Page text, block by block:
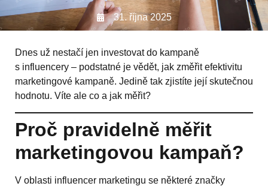
31. října 2025
Dnes už nestačí jen investovat do kampaně
s influencery – podstatné je vědět, jak změřit efektivitu
marketingové kampaně. Jedině tak zjistíte její skutečnou
hodnotu. Víte ale co a jak měřit?
Proč pravidelně měřit
marketingovou kampaň?
V oblasti influencer marketingu se některé značky